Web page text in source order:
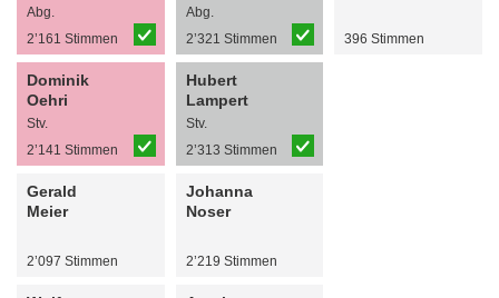
Abg.
2’161 Stimmen
Dominik
Oehri
Stv.
2’141 Stimmen
Gerald
Meier
2’097 Stimmen
Abg.
2’321 Stimmen
Hubert
Lampert
Stv.
2’313 Stimmen
Johanna
Noser
2’219 Stimmen
396 Stimmen